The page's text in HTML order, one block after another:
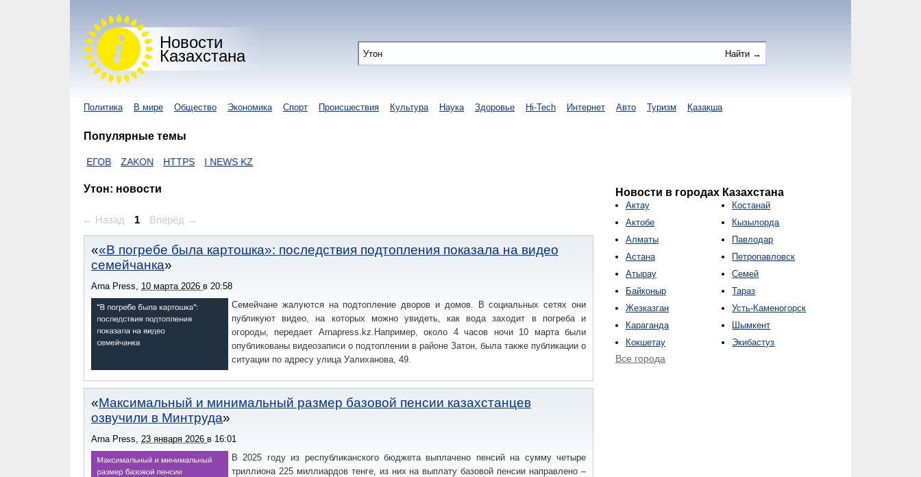
Новости
Казахстана
Политика В мире Общество Экономика Спорт Происшествия Культура Наука Здоровье Hi-Tech Интернет Авто Туризм Қазақша
Популярные темы
ZAKON HTTPS I NEWS KZ
Утон: новости
← Назад 1 Вперёд →
«В погребе была картошка»: последствия подтопления показала на видео
семейчанка
Arna Press, 10 марта 2026 в 20:58
Семейчане жалуются на подтопление дворов и домов. В социальных сетях они
публикуют видео, на которых можно увидеть, как вода заходит в погреба и
огороды, передает Arnapress.kz.Например, около 4 часов ночи 10 марта были
опубликованы видеозаписи о подтоплении в районе Затон, была также публикации о
ситуации по адресу улица Уалиханова, 49.
Максимальный и минимальный размер базовой пенсии казахстанцев
озвучили в Минтруда
Arna Press, 23 января 2026 в 16:01
В 2025 году из республиканского бюджета выплачено пенсий на сумму четыре
триллиона 225 миллиардов тенге, из них на выплату базовой пенсии направлено –
Новости в городах Казахстана
Актау
Актобе
Алматы
Астана
Атырау
Байконыр
Жезказган
Караганда
Кокшетау
Костанай
Кызылорда
Павлодар
Петропавловск
Семей
Тараз
Усть-Каменогорск
Шымкент
Экибастуз
Все города